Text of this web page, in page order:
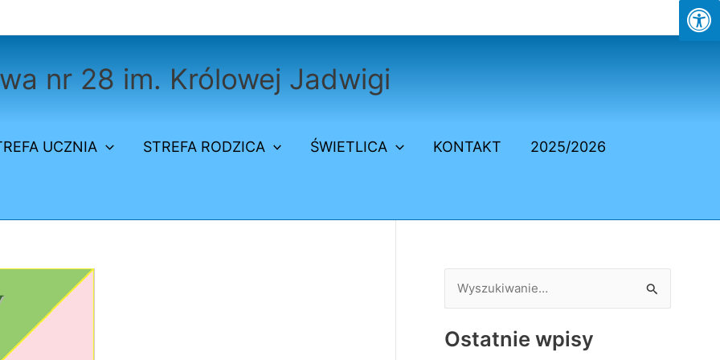
nr 28 im. Królowej Jadwigi
UCZNIA STREFA RODZICA ŚWIETLICA KONTAKT 2025/2026
u
Ostatnie wpisy